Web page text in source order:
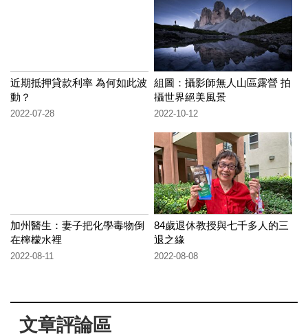
近期抵押貸款利率 為何如此波
動？
2022-07-28
組圖：攝影師無人山區露營 拍
攝世界絕美風景
2022-10-12
加州醫生：妻子把化學毒物倒
在檸檬水裡
2022-08-11
84歲退休教授與七千多人的三
退之緣
2022-08-08
文章評論區